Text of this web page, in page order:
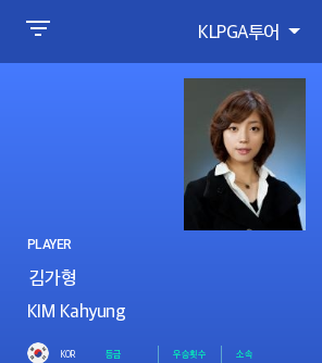
KLPGA투어
PLAYER
KIM Kahyung
KOR 등급 우승횟수 소속